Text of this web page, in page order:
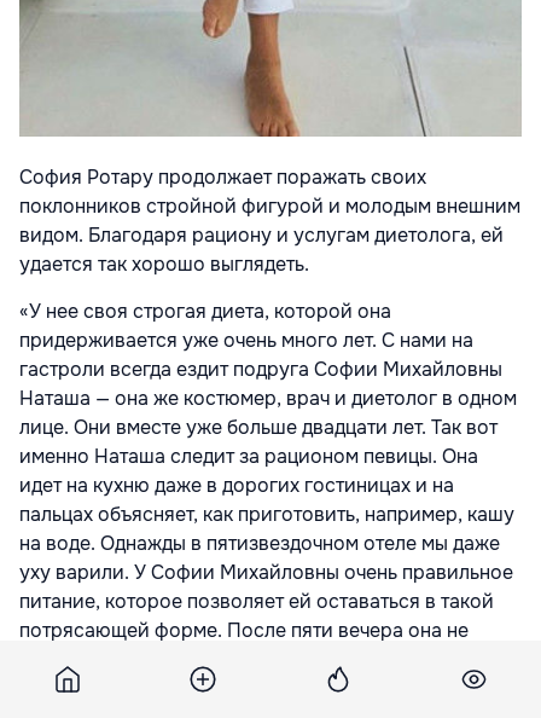
София Ротару продолжает поражать своих
поклонников стройной фигурой и молодым внешним
видом. Благодаря рациону и услугам диетолога, ей
удается так хорошо выглядеть.
«У нее своя строгая диета, которой она
придерживается уже очень много лет. С нами на
гастроли всегда ездит подруга Софии Михайловны
Наташа — она же костюмер, врач и диетолог в одном
лице. Они вместе уже больше двадцати лет. Так вот
именно Наташа следит за рационом певицы. Она
идет на кухню даже в дорогих гостиницах и на
пальцах объясняет, как приготовить, например, кашу
на воде. Однажды в пятизвездочном отеле мы даже
уху варили. У Софии Михайловны очень правильное
питание, которое позволяет ей оставаться в такой
потрясающей форме. После пяти вечера она не
ужинает. В спортзал, кстати, тоже не ходит», —
сообщил директор в интервью
«Собеседнику»